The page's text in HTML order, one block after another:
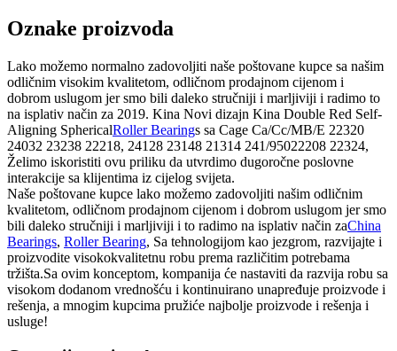
Oznake proizvoda
Lako možemo normalno zadovoljiti naše poštovane kupce sa našim
odličnim visokim kvalitetom, odličnom prodajnom cijenom i
dobrom uslugom jer smo bili daleko stručniji i marljiviji i radimo to
na isplativ način za 2019. Kina Novi dizajn Kina Double Red Self-
Aligning SphericalRoller Bearings sa Cage Ca/Cc/MB/E 22320
24032 23238 22218, 24128 23148 ​​21314 241/95022208 22324,
Želimo iskoristiti ovu priliku da utvrdimo dugoročne poslovne
interakcije sa klijentima iz cijelog svijeta.
Naše poštovane kupce lako možemo zadovoljiti našim odličnim
kvalitetom, odličnom prodajnom cijenom i dobrom uslugom jer smo
bili daleko stručniji i marljiviji i to radimo na isplativ način zaChina
Bearings, Roller Bearing, Sa tehnologijom kao jezgrom, razvijajte i
proizvodite visokokvalitetnu robu prema različitim potrebama
tržišta.Sa ovim konceptom, kompanija će nastaviti da razvija robu sa
visokom dodanom vrednošću i kontinuirano unapređuje proizvode i
rešenja, a mnogim kupcima pružiće najbolje proizvode i rešenja i
usluge!